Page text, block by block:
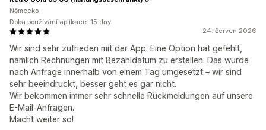
24. červen 2026
Wir sind sehr zufrieden mit der App. Eine Option hat gefehlt,
nämlich Rechnungen mit Bezahldatum zu erstellen. Das wurde
nach Anfrage innerhalb von einem Tag umgesetzt – wir sind
sehr beeindruckt, besser geht es gar nicht.
Wir bekommen immer sehr schnelle Rückmeldungen auf unsere
E-Mail-Anfragen.
Macht weiter so!
Německo
Doba používání aplikace: 15 dny